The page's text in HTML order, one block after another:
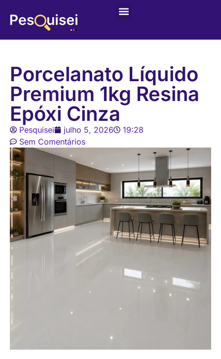
Porcelanato Líquido
Premium 1kg Resina
Epóxi Cinza
Pesquisei julho 5, 2026
19:28
Sem Comentários